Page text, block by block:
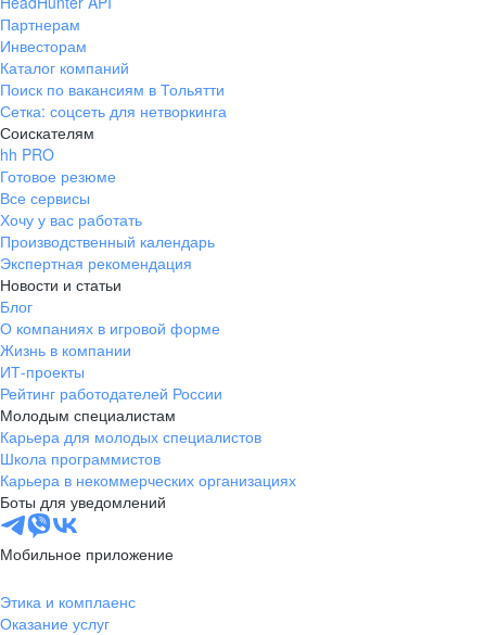
Партнерам
Инвесторам
Каталог компаний
Поиск по вакансиям в Тольятти
Сетка: соцсеть для нетворкинга
Соискателям
hh PRO
Готовое резюме
Все сервисы
Хочу у вас работать
Производственный календарь
Экспертная рекомендация
Новости и статьи
Блог
О компаниях в игровой форме
Жизнь в компании
ИТ-проекты
Рейтинг работодателей России
Молодым специалистам
Карьера для молодых специалистов
Школа программистов
Карьера в некоммерческих организациях
Боты для уведомлений
Мобильное приложение
Этика и комплаенс
Оказание услуг